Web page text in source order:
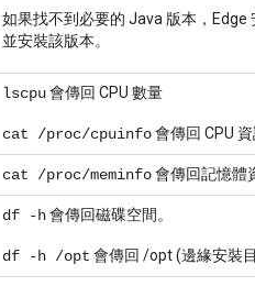
如果找不到必要的 Java 版本，Edge
並安裝該版本。
lscpu會傳回 CPU 數量
cat /proc/cpuinfo會傳回 CPU
cat /proc/meminfo會傳回記憶體
df -h會傳回磁碟空間。
df -h /opt 會傳回 /opt (邊緣安裝